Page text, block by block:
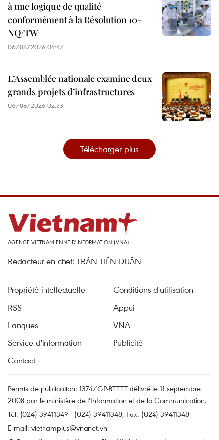
à une logique de qualité
conformément à la Résolution 10-
NQ/TW
06/08/2026 04:47
L’Assemblée nationale examine deux
grands projets d’infrastructures
06/08/2026 02:33
Télécharger plus
AGENCE VIETNAMIENNE D'INFORMATION (VNA)
Rédacteur en chef: TRÂN TIÊN DUÂN
Propriété intellectuelle
Conditions d'utilisation
RSS
Appui
Langues
VNA
Service d'information
Publicité
Contact
Permis de publication: 1374/GP-BTTTT délivré le 11 septembre
2008 par le ministère de l'Information et de la Communication.
Tél: (024) 39411349 - (024) 39411348, Fax: (024) 39411348
E-mail: vietnamplus@vnanet.vn